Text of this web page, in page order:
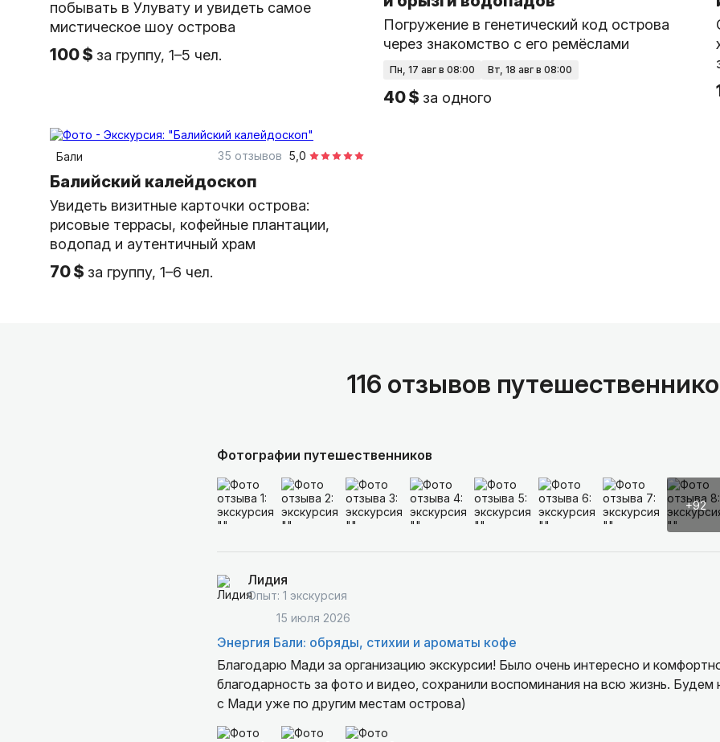
побывать в Улувату и увидеть самое
мистическое шоу острова
100 $ за группу, 1–5 чел.
Погружение в генетический код острова
через знакомство с его ремёслами
пн, 17 авг в 08:00 вт, 18 авг в 08:00
40 $ за одного
Бали 5,0
35 отзывов
Балийский калейдоскоп
Увидеть визитные карточки острова:
рисовые террасы, кофейные плантации,
водопад и аутентичный храм
70 $ за группу, 1–6 чел.
116 отзывов
Фотографии путешественников
+92
Лидия
Опыт: 1 экскурсия
15 июля 2026
Энергия Бали: обряды, стихии и ароматы кофе
Благодарю Мади за организацию экскурсии! Было очень интересно и
благодарность за фото и видео, сохранили воспоминания на всю жизнь. Будем
с Мади уже по другим местам острова)